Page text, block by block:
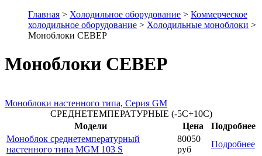
Главная > Холодильное оборудование > Коммерческое
холодильное оборудование > Холодильные моноблоки >
Моноблоки СЕВЕР
Моноблоки СЕВЕР
Моноблоки настенного типа, Серия GM
СРЕДНЕТЕМПЕРАТУРНЫЕ (-5С+10С)
Модели
Цена
Подробнее
Моноблок среднетемпературный
настенного типа MGM 103 S
80050
руб
Подробнее